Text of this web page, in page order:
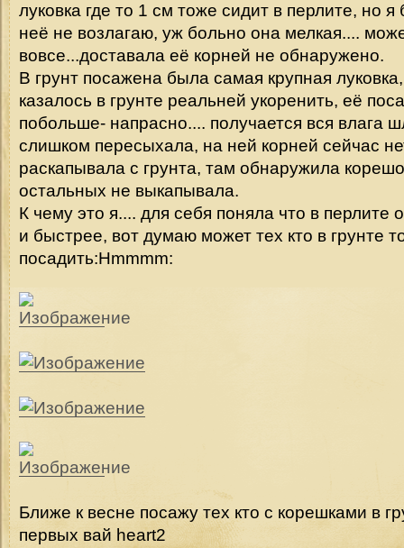
луковка где то 1 см тоже сидит в перлите, но
неё не возлагаю, уж больно она мелкая....
вовсе...доставала её корней не обнаружено.
В грунт посажена была самая крупная
казалось в грунте реальней укоренить, её
побольше- напрасно.... получается вся влага
слишком пересыхала, на ней корней сейчас
раскапывала с грунта, там обнаружила
остальных не выкапывала.
К чему это я.... для себя поняла что в перлите
и быстрее, вот думаю может тех кто в грунте
посадить:Hmmmm:
Ближе к весне посажу тех кто с корешками в
первых вай heart2